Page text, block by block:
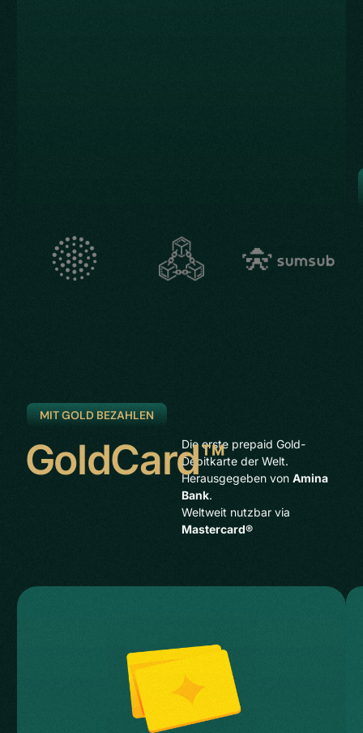
MIT GOLD BEZAHLEN
GoldCard™Die erste prepaid Gold-
Debitkarte der Welt.
Herausgegeben von Amina
Bank.
Weltweit nutzbar via
Mastercard®